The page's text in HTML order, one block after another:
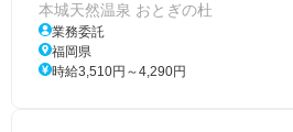
本城天然温泉 おとぎの杜
業務委託
福岡県
時給3,510円～4,290円